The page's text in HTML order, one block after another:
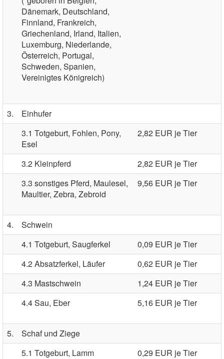
Dänemark, Deutschland,
Finnland, Frankreich,
Griechenland, Irland, Italien,
Luxemburg, Niederlande,
Österreich, Portugal,
Schweden, Spanien,
Vereinigtes Königreich)
3.
Einhufer
3.1 Totgeburt, Fohlen, Pony,
Esel
2,82 EUR je Tier
3.2 Kleinpferd
2,82 EUR je Tier
3.3 sonstiges Pferd, Maulesel,
Maultier, Zebra, Zebroid
9,56 EUR je Tier
4.
Schwein
4.1 Totgeburt, Saugferkel
0,09 EUR je Tier
4.2 Absatzferkel, Läufer
0,62 EUR je Tier
4.3 Mastschwein
1,24 EUR je Tier
4.4 Sau, Eber
5,16 EUR je Tier
5.
Schaf und Ziege
5.1 Totgeburt, Lamm
0,29 EUR je Tier